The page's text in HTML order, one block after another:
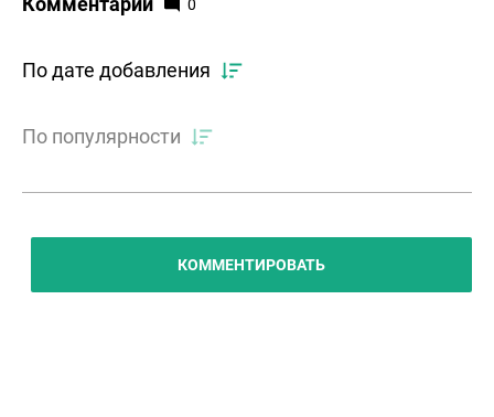
0
По дате добавления
По популярности
КОММЕНТИРОВАТЬ